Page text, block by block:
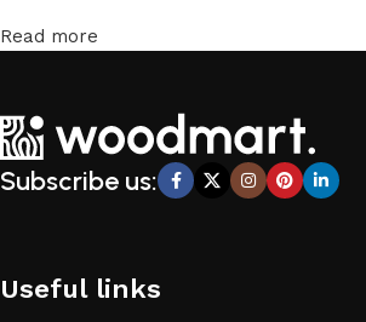
online store, when you can sit down at
of furniture: both home and office
Furniture production is a
Furniture manufacturers, as well as
creations - furniture from professional
be appreciated by true connoisseurs of
Read more
Subscribe us:
Useful links